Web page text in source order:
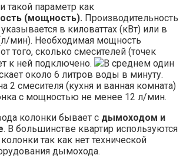
такой параметр как
(мощность). Производительность
в киловаттах (кВт) или в
мин). Необходимая мощность
того, сколько смесителей (точек
к ней подключено.
В среднем один
около 6 литров воды в минуту.
2 смесителя (кухня и ванная комната)
с мощностью не менее 12 л/мин.
колонки бывает с дымоходом и
. В большинстве квартир используются
так как нет технической
дымохода.